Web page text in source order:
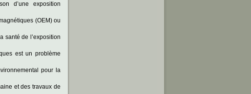
d’une exposition
(OEM) ou
santé de l’exposition
est un problème
pour la
et des travaux de